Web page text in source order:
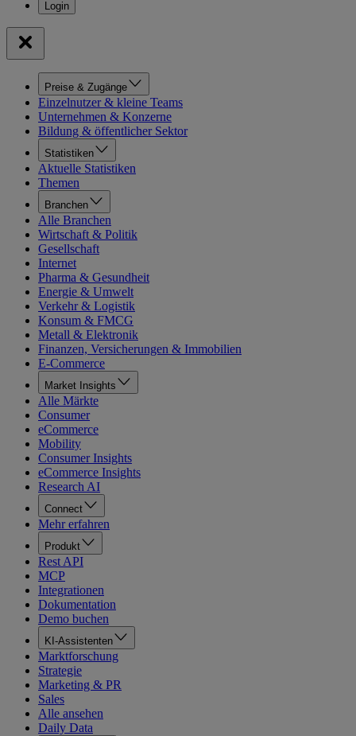
Preise & Zugänge
Einzelnutzer & kleine Teams
Unternehmen & Konzerne
Bildung & öffentlicher Sektor
Statistiken
Aktuelle Statistiken
Themen
Branchen
Alle Branchen
Wirtschaft & Politik
Gesellschaft
Internet
Pharma & Gesundheit
Energie & Umwelt
Verkehr & Logistik
Konsum & FMCG
Metall & Elektronik
Finanzen, Versicherungen & Immobilien
E-Commerce
Market Insights
Alle Märkte
Consumer
eCommerce
Mobility
Consumer Insights
eCommerce Insights
Research AI
Connect
Mehr erfahren
Produkt
Rest API
MCP
Integrationen
Dokumentation
Demo buchen
KI-Assistenten
Marktforschung
Strategie
Marketing & PR
Sales
Alle ansehen
Daily Data